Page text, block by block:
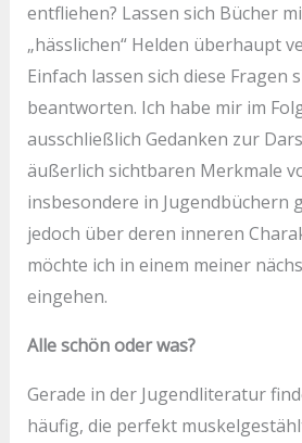
entfliehen? Lassen sich Bücher
„hässlichen“ Helden überhaupt
Einfach lassen sich diese Fragen
beantworten. Ich habe mir im
ausschließlich Gedanken zur
äußerlich sichtbaren Merkmale
insbesondere in Jugendbüchern
jedoch über deren inneren
möchte ich in einem meiner
eingehen.
Alle schön oder was?
Gerade in der Jugendliteratur
häufig, die perfekt